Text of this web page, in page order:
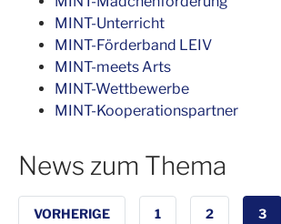
MINT-Unterricht
MINT-Förderband LEIV
MINT-meets Arts
MINT-Wettbewerbe
MINT-Kooperationspartner
News zum Thema
VORHERIGE 1 2 3